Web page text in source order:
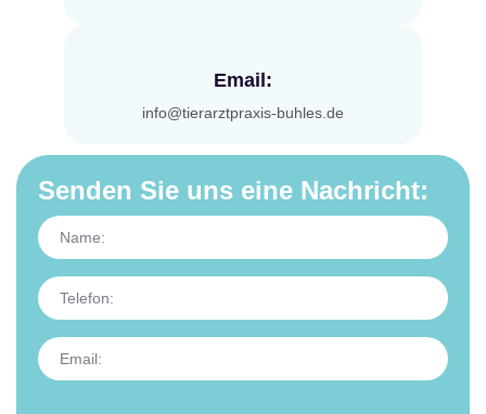
Email:
info@tierarztpraxis-buhles.de
Senden Sie uns eine Nachricht: